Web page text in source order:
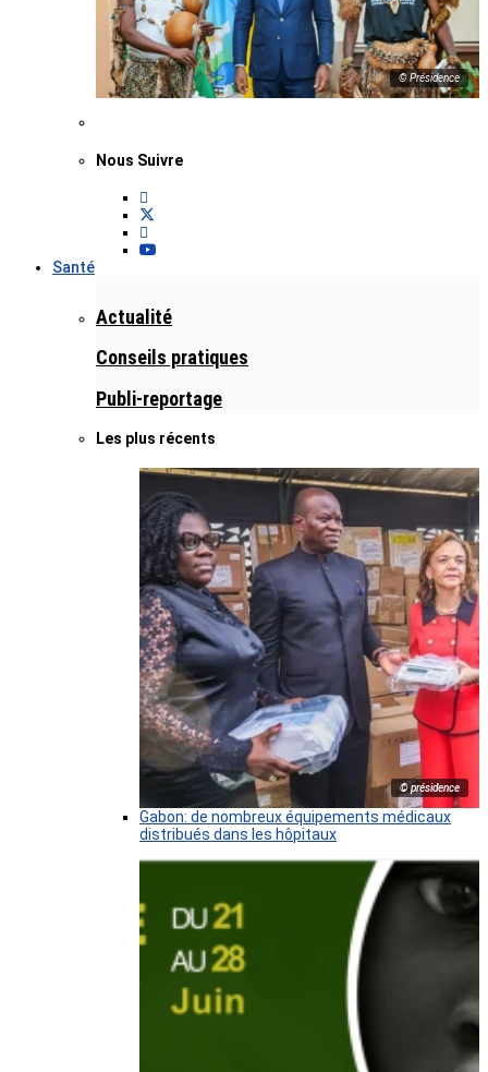
© Présidence
Nous Suivre
Santé
Actualité
Conseils pratiques
Publi-reportage
Les plus récents
© présidence
Gabon: de nombreux équipements médicaux
distribués dans les hôpitaux